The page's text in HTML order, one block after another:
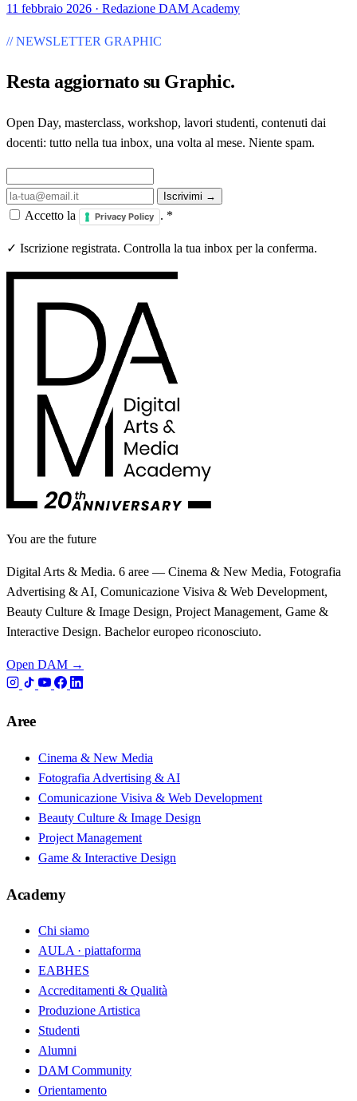
11 febbraio 2026 · Redazione DAM Academy
// NEWSLETTER GRAPHIC
Resta aggiornato su Graphic.
Open Day, masterclass, workshop, lavori studenti, contenuti dai
docenti: tutto nella tua inbox, una volta al mese. Niente spam.
Iscrivimi →
Accetto la Privacy Policy . *
✓ Iscrizione registrata. Controlla la tua inbox per la conferma.
You are the future
Digital Arts & Media. 6 aree — Cinema & New Media, Fotografia
Advertising & AI, Comunicazione Visiva & Web Development,
Beauty Culture & Image Design, Project Management, Game &
Interactive Design. Bachelor europeo riconosciuto.
Open DAM →
Aree
Cinema & New Media
Fotografia Advertising & AI
Comunicazione Visiva & Web Development
Beauty Culture & Image Design
Project Management
Game & Interactive Design
Academy
Chi siamo
AULA · piattaforma
EABHES
Accreditamenti & Qualità
Produzione Artistica
Studenti
Alumni
DAM Community
Orientamento